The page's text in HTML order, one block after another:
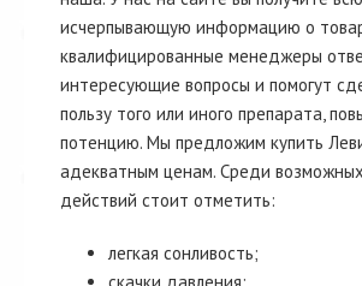
исчерпывающую информацию о
квалифицированные менеджеры
интересующие вопросы и помогут
пользу того или иного препарата,
потенцию. Мы предложим купить
адекватным ценам. Среди
действий стоит отметить:
легкая сонливость;